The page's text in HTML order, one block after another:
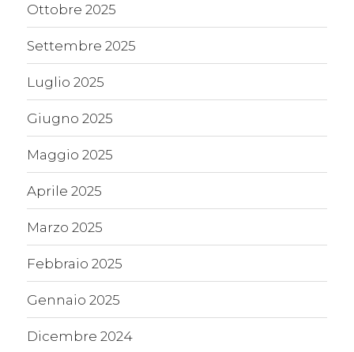
Ottobre 2025
Settembre 2025
Luglio 2025
Giugno 2025
Maggio 2025
Aprile 2025
Marzo 2025
Febbraio 2025
Gennaio 2025
Dicembre 2024